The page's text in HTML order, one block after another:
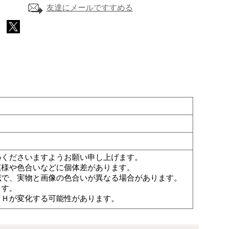
友達にメールですすめる
ださいますようお願い申し上げます。
や色合いなどに個体差があります。
、実物と画像の色合いが異なる場合があります。
。
が変化する可能性があります。